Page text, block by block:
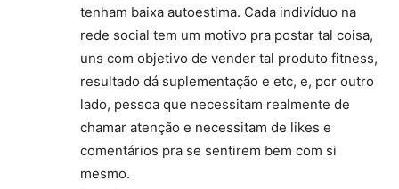
tenham baixa autoestima. Cada indivíduo na
rede social tem um motivo pra postar tal coisa,
uns com objetivo de vender tal produto fitness,
resultado dá suplementação e etc, e, por outro
lado, pessoa que necessitam realmente de
chamar atenção e necessitam de likes e
comentários pra se sentirem bem com si
mesmo.